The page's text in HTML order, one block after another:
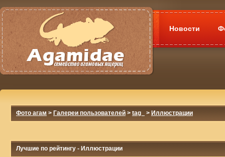
Новости
Фото агам > Галереи пользователей > tag_ > Иллюстрации
Лучшие по рейтингу - Иллюстрации